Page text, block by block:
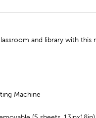
and library with this
Machine